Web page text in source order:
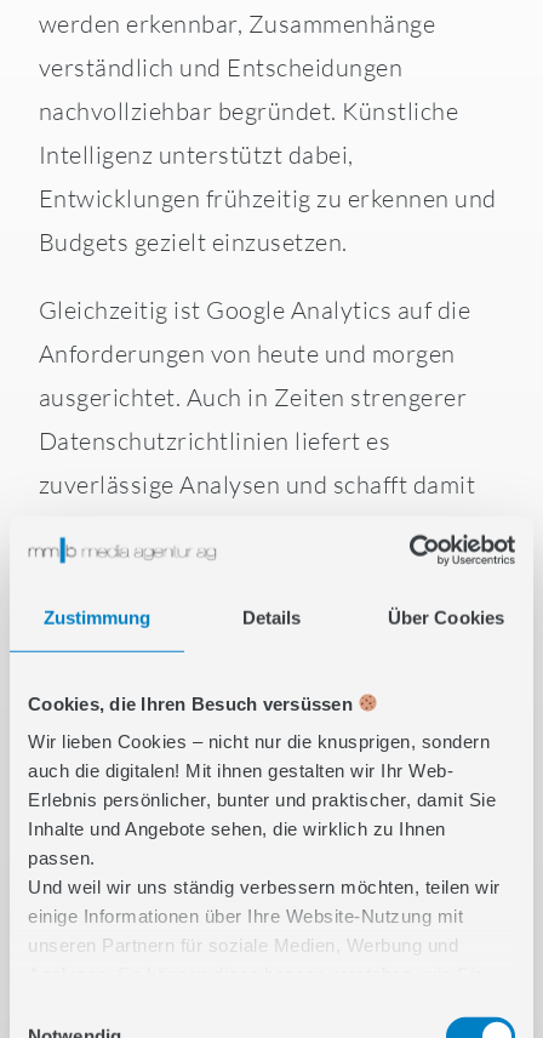
Zustimmung Details Über Cookies
Cookies, die Ihren Besuch versüssen
Wir lieben Cookies – nicht nur die knusprigen, sondern
auch die digitalen! Mit ihnen gestalten wir Ihr Web-
Erlebnis persönlicher, bunter und praktischer, damit Sie
Inhalte und Angebote sehen, die wirklich zu Ihnen
passen.
Und weil wir uns ständig verbessern möchten, teilen wir
einige Informationen über Ihre Website-Nutzung mit
unseren Partnern für soziale Medien, Werbung und
Features bieten. Unsere Partner kombinieren diese Infos
werden erkennbar, Zusammenhänge
verständlich und Entscheidungen
nachvollziehbar begründet. Künstliche
Intelligenz unterstützt dabei,
Entwicklungen frühzeitig zu erkennen und
Budgets gezielt einzusetzen.
Gleichzeitig ist Google Analytics auf die
Anforderungen von heute und morgen
ausgerichtet. Auch in Zeiten strengerer
Datenschutzrichtlinien liefert es
zuverlässige Analysen und schafft damit
eine stabile Basis für messbares
Wachstum.